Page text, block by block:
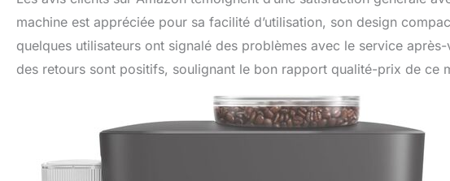
machine est appréciée pour sa facilité d’utilisation, son design
quelques utilisateurs ont signalé des problèmes avec le service
des retours sont positifs, soulignant le bon rapport qualité-prix de ce